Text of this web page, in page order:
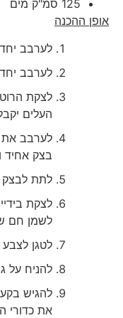
125 סמ"ק מים
אופן ההכנה
לערבב יחד
לערבב יחד
לצקת הרוטב
העלים
לערבב את
בצק אחיד
לתת לבצק
לצקת בידיים
לשמן חם
לטגן לצבע
להניח על גבי
להגיש
את כדורי